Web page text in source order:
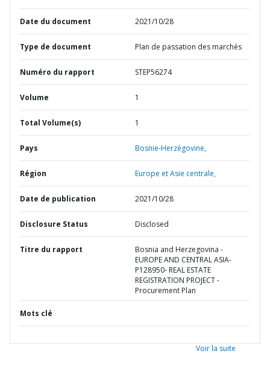
Date du document 2021/10/28
Type de document Plan de passation des marchés
Numéro du rapport STEP56274
Volume 1
Total Volume(s) 1
Pays Bosnie-Herzégovine,
Région Europe et Asie centrale,
Date de publication 2021/10/28
Disclosure Status Disclosed
Titre du rapport
Bosnia and Herzegovina -
EUROPE AND CENTRAL ASIA-
P128950- REAL ESTATE
REGISTRATION PROJECT -
Procurement Plan
Mots clé
Voir la suite